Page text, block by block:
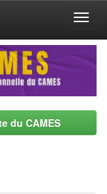
du CAMES